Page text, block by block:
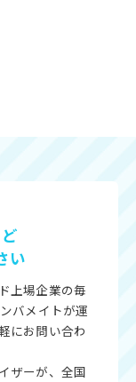
い
上場企業の毎
バメイトが運
にお問い合わ
ザーが、全国